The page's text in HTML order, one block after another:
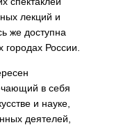
лекций и
же доступна
России.
в себя
и науке,
деятелей,